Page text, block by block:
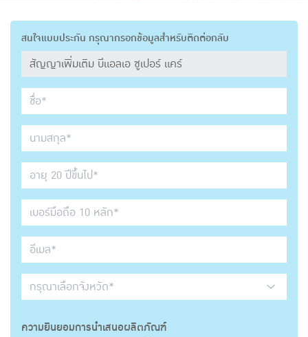
สนใจแบบประกัน กรุณากรอกข้อมูลสำหรับติดต่อกลับ
ความยินยอมการนำเสนอผลิตภัณฑ์